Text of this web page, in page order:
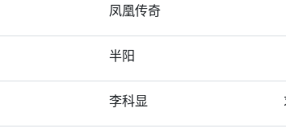
凤凰传奇
半阳
李科显